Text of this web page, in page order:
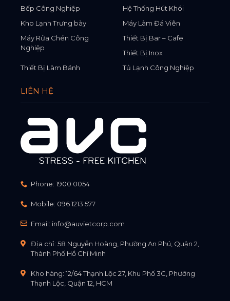
Bếp Công Nghiệp
Hệ Thống Hút Khói
Kho Lạnh Trưng bày
Máy Làm Đá Viên
Máy Rửa Chén Công
Nghiệp
Thiết Bị Bar – Cafe
Thiết Bị Inox
Thiết Bị Làm Bánh
Tủ Lạnh Công Nghiệp
LIÊN HỆ
Phone: 1900 0054
Mobile: 096 1213 577
Email: info@auvietcorp.com
Địa chỉ: 58 Nguyễn Hoàng, Phường An Phú, Quận 2,
Thành Phố Hồ Chí Minh
Kho hàng: 12/64 Thạnh Lộc 27, Khu Phố 3C, Phường
Thạnh Lộc, Quận 12, HCM